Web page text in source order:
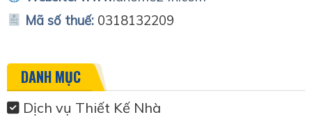
Mã số thuế: 0318132209
DANH MỤC
Dịch vụ Thiết Kế Nhà